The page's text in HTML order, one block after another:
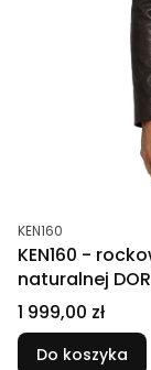
Kod produktu
KEN160
KEN160 -
naturalnej
Cena
1 999,00 zł
Do koszyka